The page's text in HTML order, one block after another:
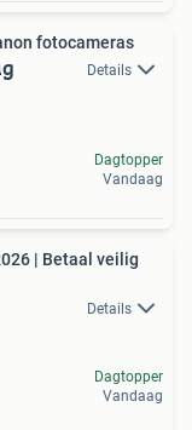
fotocameras
Details
Dagtopper
Vandaag
| Betaal veilig
Details
Dagtopper
Vandaag